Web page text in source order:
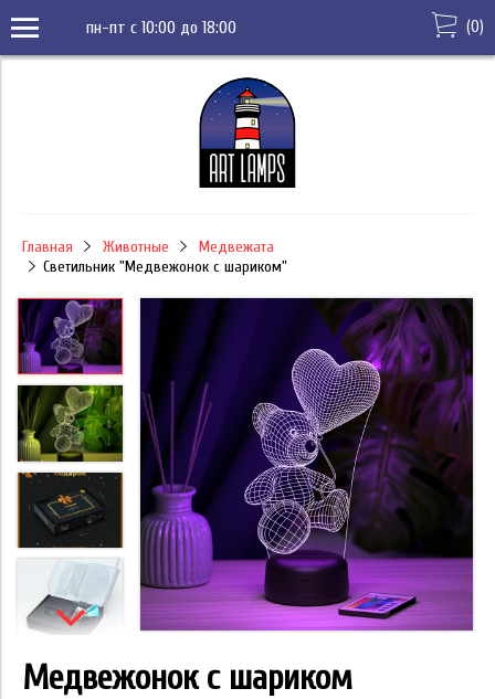
пн-пт с 10:00 до 18:00 (0)
Главная Животные
Медвежата
Светильник "Медвежонок с шариком"
Медвежонок с шариком